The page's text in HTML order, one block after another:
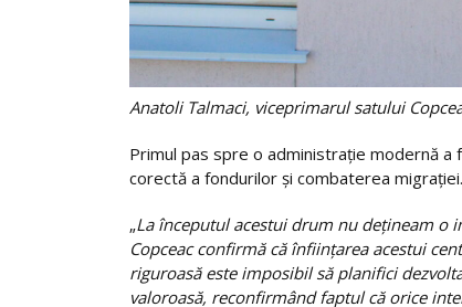
Anatoli Talmaci, viceprimarul satului
Primul pas spre o administrație modernă
corectă a fondurilor și combaterea migrației.
„La începutul acestui drum nu dețineam o
Copceac confirmă că înființarea acestui
riguroasă este imposibil să planifici
valoroasă, reconfirmând faptul că orice